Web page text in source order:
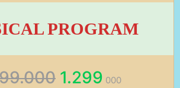
PROGRAM
1.299 000